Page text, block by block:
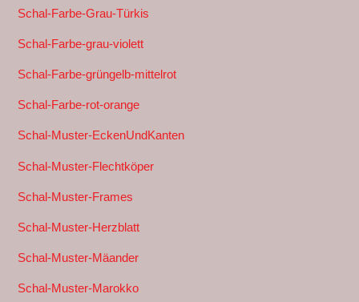
Schal-Farbe-Grau-Türkis
Schal-Farbe-grau-violett
Schal-Farbe-grüngelb-mittelrot
Schal-Farbe-rot-orange
Schal-Muster-EckenUndKanten
Schal-Muster-Flechtköper
Schal-Muster-Frames
Schal-Muster-Herzblatt
Schal-Muster-Mäander
Schal-Muster-Marokko